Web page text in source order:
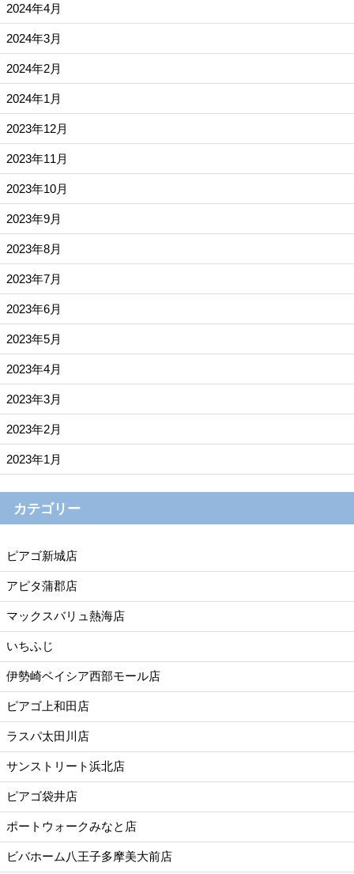
2024年4月
2024年3月
2024年2月
2024年1月
2023年12月
2023年11月
2023年10月
2023年9月
2023年8月
2023年7月
2023年6月
2023年5月
2023年4月
2023年3月
2023年2月
2023年1月
カテゴリー
ピアゴ新城店
アピタ蒲郡店
マックスバリュ熱海店
いちふじ
伊勢崎ベイシア西部モール店
ピアゴ上和田店
ラスパ太田川店
サンストリート浜北店
ピアゴ袋井店
ポートウォークみなと店
ビバホーム八王子多摩美大前店